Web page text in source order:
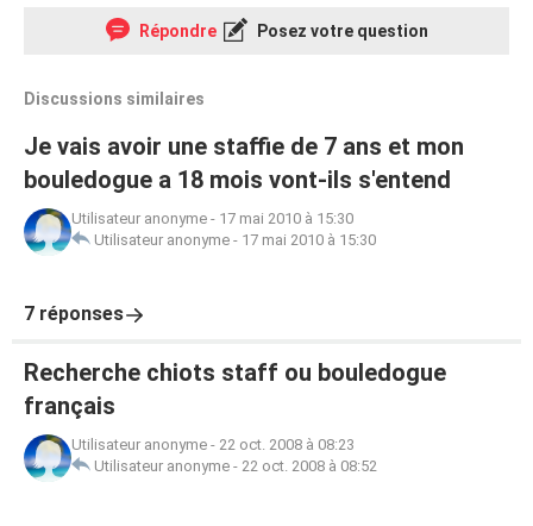
Répondre Posez votre question
Discussions similaires
Je vais avoir une staffie de 7 ans et mon
bouledogue a 18 mois vont-ils s'entend
Utilisateur anonyme - 17 mai 2010 à 15:30
Utilisateur anonyme - 17 mai 2010 à 15:30
7 réponses
Recherche chiots staff ou bouledogue
français
Utilisateur anonyme - 22 oct. 2008 à 08:23
Utilisateur anonyme - 22 oct. 2008 à 08:52